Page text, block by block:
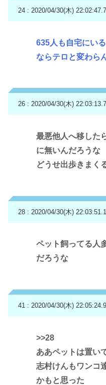
24 : 2020/04/30(木)
635人も自宅にい
ならテロと変わら
26 : 2020/04/30(木)
最悪他人へ移した
に無いんだろうな
どうせ出歩きまく
28 : 2020/04/30(木)
ペット飼ってる人
だろうな
41 : 2020/04/30(木)
>>28
ああペットは置い
志村けんもワンコ
かもと思った